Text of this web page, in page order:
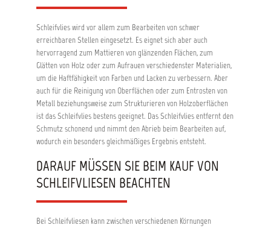
Schleifvlies wird vor allem zum Bearbeiten von schwer
erreichbaren Stellen eingesetzt. Es eignet sich aber auch
hervorragend zum Mattieren von glänzenden Flächen, zum
Glätten von Holz oder zum Aufrauen verschiedenster Materialien,
um die Haftfähigkeit von Farben und Lacken zu verbessern. Aber
auch für die Reinigung von Oberflächen oder zum Entrosten von
Metall beziehungsweise zum Strukturieren von Holzoberflächen
ist das Schleifvlies bestens geeignet. Das Schleifvlies entfernt den
Schmutz schonend und nimmt den Abrieb beim Bearbeiten auf,
wodurch ein besonders gleichmäßiges Ergebnis entsteht.
DARAUF MÜSSEN SIE BEIM KAUF VON
SCHLEIFVLIESEN BEACHTEN
Bei Schleifvliesen kann zwischen verschiedenen Körnungen